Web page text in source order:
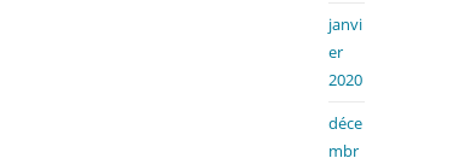
janvi
er
2020
déce
mbr